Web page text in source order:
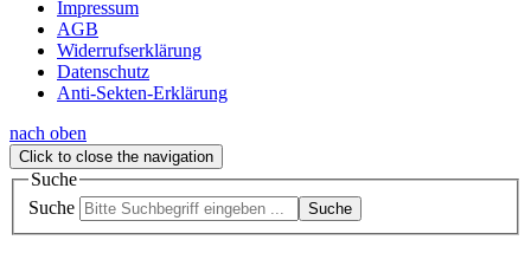
Impressum
AGB
Widerrufserklärung
Datenschutz
Anti-Sekten-Erklärung
nach oben
Click to close the navigation
Suche
Suche
Suche